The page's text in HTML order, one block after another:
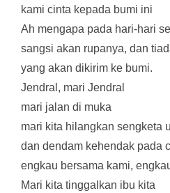
kami cinta kepada bumi ini
Ah mengapa pada hari-hari
sangsi akan rupanya, dan
yang akan dikirim ke bumi.
Jendral, mari Jendral
mari jalan di muka
mari kita hilangkan sengketa
dan dendam kehendak pada
engkau bersama kami,
Mari kita tinggalkan ibu kita